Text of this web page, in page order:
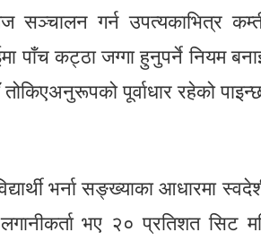
गर्न उपत्यकाभित्र
पाँच कट्ठा जग्गा हुनुपर्ने नियम
पूर्वाधार रहेको
भर्ना सङ्ख्याका आधारमा
भए २० प्रतिशत सिट